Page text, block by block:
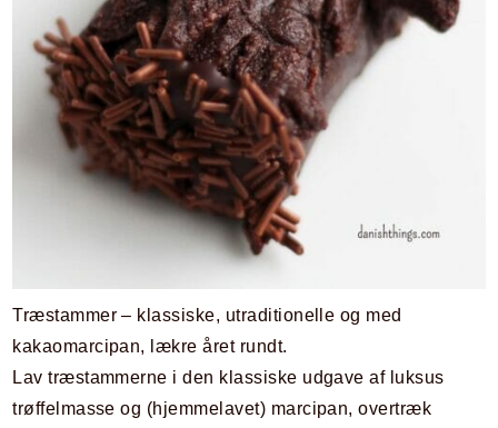
Træstammer – klassiske, utraditionelle og med
kakaomarcipan, lækre året rundt.
Lav træstammerne i den klassiske udgave af luksus
trøffelmasse og (hjemmelavet) marcipan, overtræk